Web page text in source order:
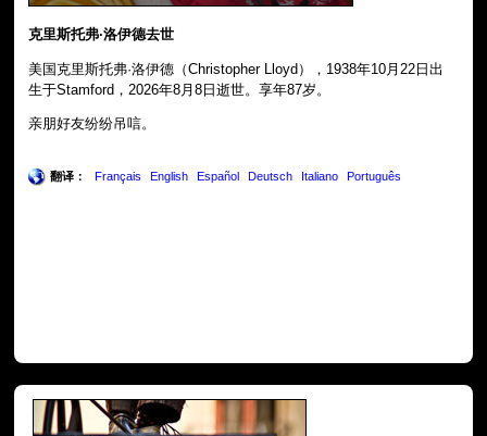
克里斯托弗·洛伊德去世
美国克里斯托弗·洛伊德（Christopher Lloyd），1938年10月22日出
生于Stamford，2026年8月8日逝世。享年87岁。
亲朋好友纷纷吊唁。
翻译： Français English Español Deutsch Italiano Português